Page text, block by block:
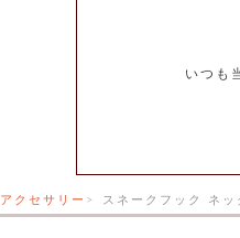
いつも
アクセサリー スネークフック ネ